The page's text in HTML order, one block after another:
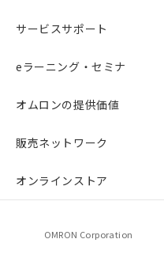
サービスサポート
eラーニング・セミナ
オムロンの提供価値
販売ネットワーク
オンラインストア
OMRON Corporation